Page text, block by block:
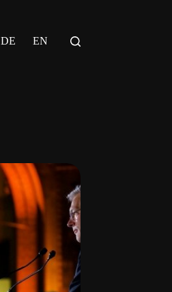
DE EN